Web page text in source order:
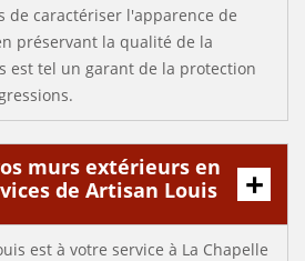
de caractériser l'apparence de
préservant la qualité de la
est tel un garant de la protection
murs extérieurs en
de Artisan Louis
est à votre service à La Chapelle